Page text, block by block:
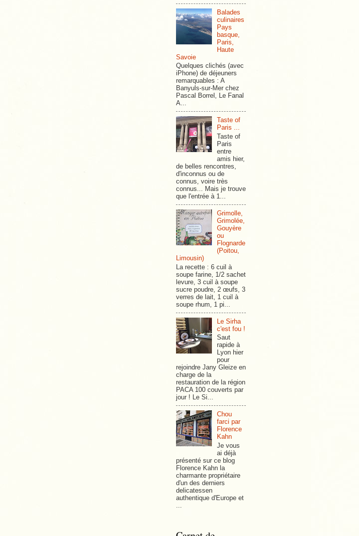
Balades
culinaires
Pays
basque,
Paris,
Haute
Savoie
Quelques clichés (avec
iPhone) de déjeuners
remarquables : A
Banyuls-sur-Mer chez
Pascal Borrel, Le Fanal
A...
Taste of
Paris ...
Taste of
Paris
entre
amis hier,
de belles rencontres,
d'inconnus ou de
connus, voire très
connus... Mais je trouve
que l'entrée à 1...
Grimolle,
Grimolée,
Gouyère
ou
Flognarde
(Poitou,
Limousin)
La recette : 6 cuil à
soupe farine, 1/2 sachet
levure, 3 cuil à soupe
sucre poudre, 2 œufs, 3
verres de lait, 1 cuil à
soupe rhum, 1 pi...
Le Sirha
c'est fou !
Saut
rapide à
Lyon hier
pour
rejoindre Jany Gleize en
charge de la
restauration de la région
PACA 100 couverts par
jour ! Le Si...
Chou
farci par
Florence
Kahn
Je vous
ai déjà
présenté sur ce blog
Florence Kahn la
charmante propriétaire
d'un des derniers
delicatessen
authentique d'Europe et